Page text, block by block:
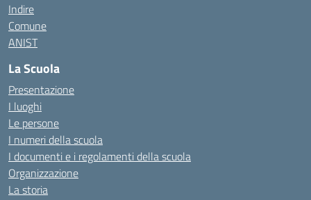
Indire
Comune
ANIST
La Scuola
Presentazione
I luoghi
Le persone
I numeri della scuola
I documenti e i regolamenti della scuola
Organizzazione
La storia